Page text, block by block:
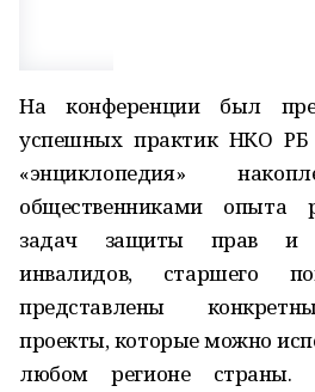
На конференции был
успешных практик НКО РБ
«энциклопедия»
общественниками опыта
задач защиты прав и
инвалидов, старшего
представлены
проекты, которые можно
любом регионе страны.